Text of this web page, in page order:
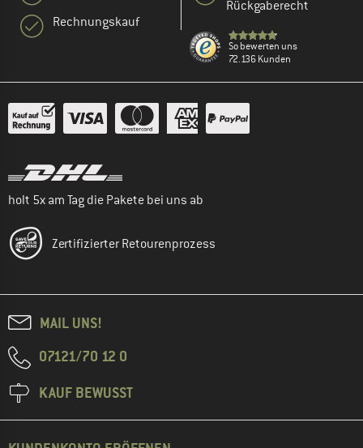
Rechnungskauf
Rückgaberecht
So bewerten uns
72.136 Kunden
holt 5x am Tag die Pakete bei uns ab
Zertifizierter Retourenprozess
MAIL UNS!
07121/70 12 0
KAUF BEWUSST